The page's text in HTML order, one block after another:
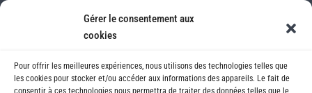
Gérer le consentement aux
cookies
Pour offrir les meilleures expériences, nous utilisons des technologies telles que
les cookies pour stocker et/ou accéder aux informations des appareils. Le fait de
consentir à ces technologies nous permettra de traiter des données telles que le
OMNIPRATIQUE